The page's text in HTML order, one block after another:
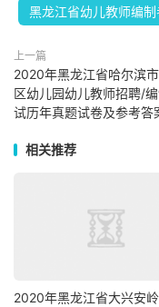
黑龙江省幼儿教师编
上一篇
2020年黑龙江省哈尔滨
区幼儿园幼儿教师招聘/
试历年真题试卷及参考答
相关推荐
2020年黑龙江省大兴安